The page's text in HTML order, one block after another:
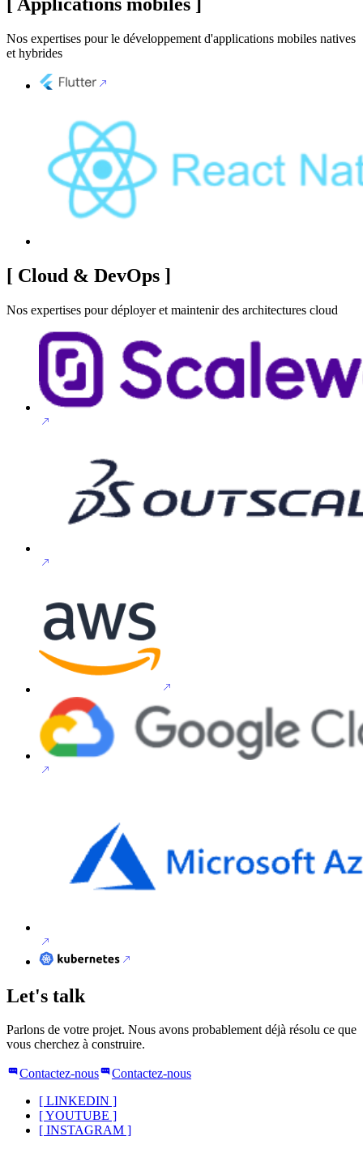
Nos expertises pour le développement d'applications mobiles natives
et hybrides
[ Cloud & DevOps ]
Nos expertises pour déployer et maintenir des architectures cloud
Let's talk
Parlons de votre projet. Nous avons probablement déjà résolu ce que
vous cherchez à construire.
Contactez-nous
Contactez-nous
[ LINKEDIN ]
[YOUTUBE ]
[ INSTAGRAM ]